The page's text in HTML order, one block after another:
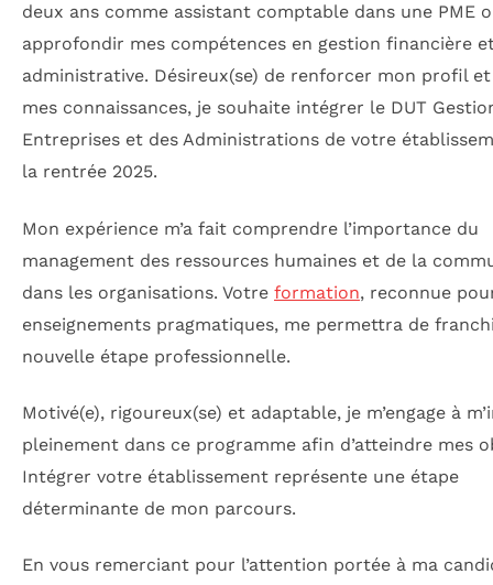
deux ans comme assistant comptable dans une PME
approfondir mes compétences en gestion financière
administrative. Désireux(se) de renforcer mon profil et
mes connaissances, je souhaite intégrer le DUT
Entreprises et des Administrations de votre
la rentrée 2025.
Mon expérience m’a fait comprendre l’importance du
management des ressources humaines et de la
dans les organisations. Votre formation, reconnue
enseignements pragmatiques, me permettra de
nouvelle étape professionnelle.
Motivé(e), rigoureux(se) et adaptable, je m’engage à
pleinement dans ce programme afin d’atteindre mes
Intégrer votre établissement représente une étape
déterminante de mon parcours.
En vous remerciant pour l’attention portée à ma